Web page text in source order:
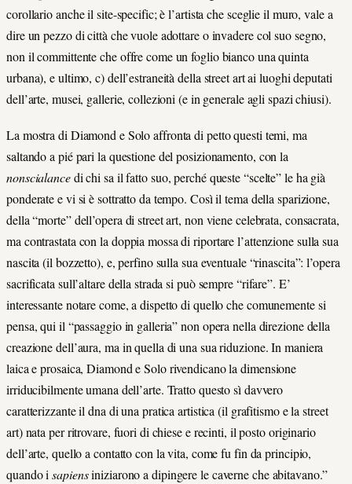
corollario anche il site-specific; è l’artista che sceglie il muro, vale a
dire un pezzo di città che vuole adottare o invadere col suo segno,
non il committente che offre come un foglio bianco una quinta
urbana), e ultimo, c) dell’estraneità della street art ai luoghi deputati
dell’arte, musei, gallerie, collezioni (e in generale agli spazi chiusi).
La mostra di Diamond e Solo affronta di petto questi temi, ma
saltando a pié pari la questione del posizionamento, con la
nonscialancedi chi sa il fatto suo, perché queste “scelte” le ha già
ponderate e vi si è sottratto da tempo. Così il tema della sparizione,
della “morte” dell’opera di street art, non viene celebrata, consacrata,
ma contrastata con la doppia mossa di riportare l’attenzione sulla sua
nascita (il bozzetto), e, perfino sulla sua eventuale “rinascita”: l’opera
sacrificata sull’altare della strada si può sempre “rifare”. E’
interessante notare come, a dispetto di quello che comunemente si
pensa, qui il “passaggio in galleria” non opera nella direzione della
creazione dell’aura, ma in quella di una sua riduzione. In maniera
laica e prosaica, Diamond e Solo rivendicano la dimensione
irriducibilmente umana dell’arte. Tratto questo sì davvero
caratterizzante il dna di una pratica artistica (il grafitismo e la street
art) nata per ritrovare, fuori di chiese e recinti, il posto originario
dell’arte, quello a contatto con la vita, come fu fin da principio,
quando isapiensiniziarono a dipingere le caverne che abitavano.”